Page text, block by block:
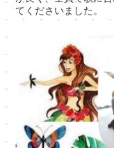
てくださいました。